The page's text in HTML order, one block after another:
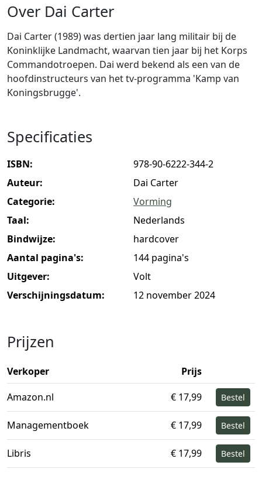
Over Dai Carter
Dai Carter (1989) was dertien jaar lang militair bij de
Koninklijke Landmacht, waarvan tien jaar bij het Korps
Commandotroepen. Dai werd bekend als een van de
hoofdinstructeurs van het tv-programma 'Kamp van
Koningsbrugge'.
Specificaties
ISBN:
978-90-6222-344-2
Auteur:
Dai Carter
Categorie:
Vorming
Taal:
Nederlands
Bindwijze:
hardcover
Aantal pagina's:
144 pagina's
Uitgever:
Volt
Verschijningsdatum:
12 november 2024
Prijzen
Verkoper
Prijs
Amazon.nl
€ 17,99 Bestel
Managementboek € 17,99 Bestel
Libris € 17,99 Bestel